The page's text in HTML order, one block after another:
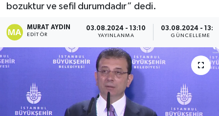
bozuktur ve sefil durumdadır” dedi.
MURAT AYDIN
EDITÖR
03.08.2024 - 13:10
YAYINLANMA
03.08.2024 -
GÜNCELLEME